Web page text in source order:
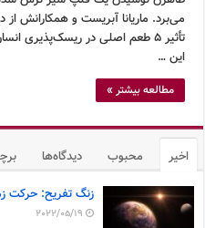
می‌برد. ماریانا آبریست و همکارانش
تأثیر ۵ طعم اصلی در ریسک‌پذیری
این …
مطالعه بیشتر »
اخیر محبوب دیدگاه‌ها
زنگ تفریح: حرکت
2022/05/19